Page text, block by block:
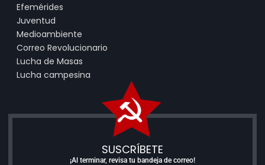
Efemérides
Juventud
Medioambiente
Correo Revolucionario
Lucha de Masas
Lucha campesina
SUSCRÍBETE
¡Al terminar, revisa tu bandeja de correo!